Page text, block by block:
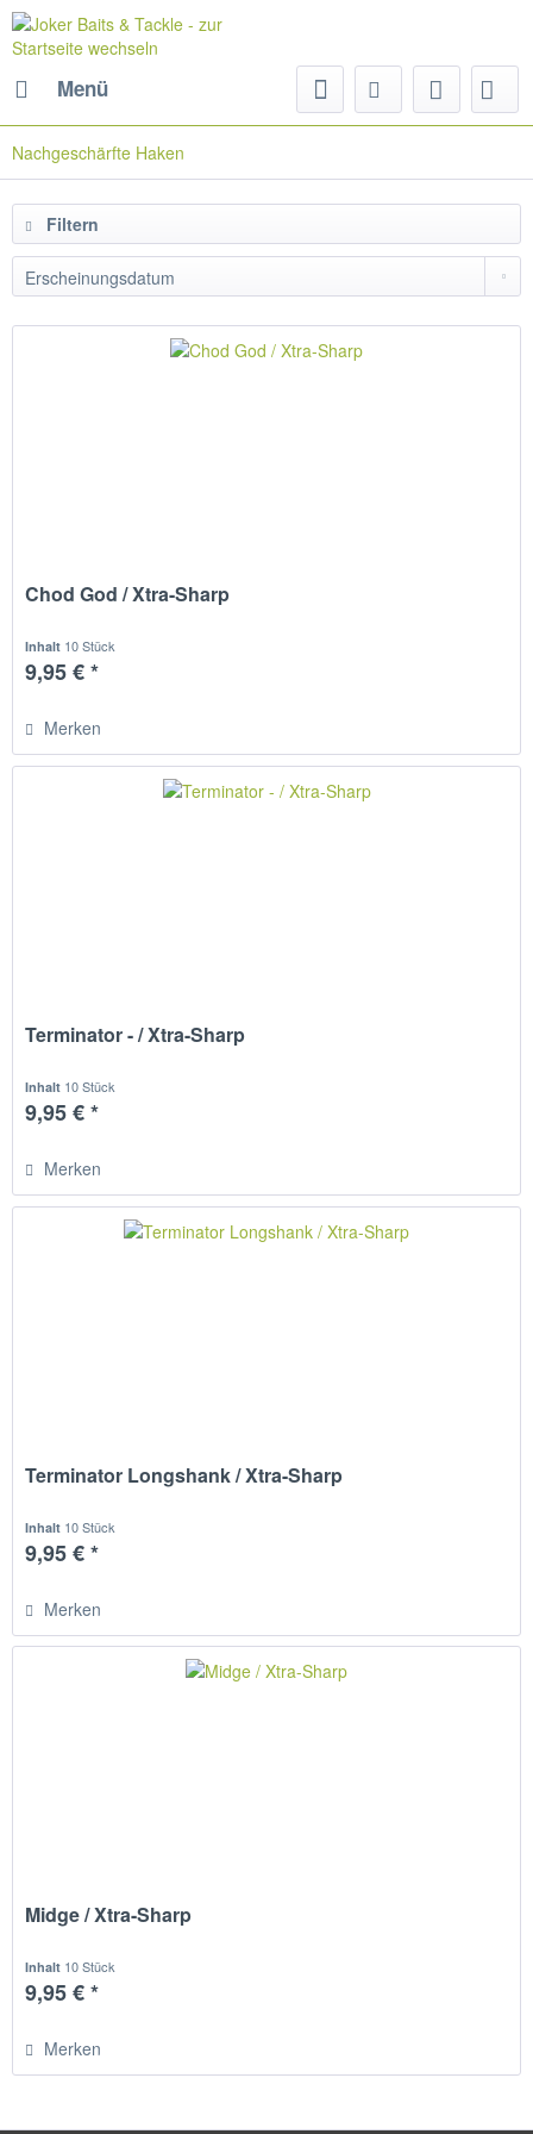
Menü
Nachgeschärfte Haken
Filtern
Chod God / Xtra-Sharp
Inhalt 10 Stück
9,95 € *
Merken
Terminator - / Xtra-Sharp
Inhalt 10 Stück
9,95 € *
Merken
Terminator Longshank / Xtra-Sharp
Inhalt 10 Stück
9,95 € *
Merken
Midge / Xtra-Sharp
Inhalt 10 Stück
9,95 € *
Merken